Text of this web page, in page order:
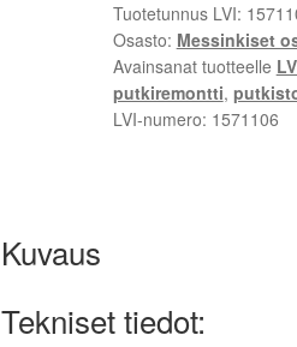
Tuotetunnus LVI:
Osasto: Messinkiset
Avainsanat tuotteelle
putkiremontti,
LVI-numero: 1571106
Kuvaus
Tekniset tiedot: